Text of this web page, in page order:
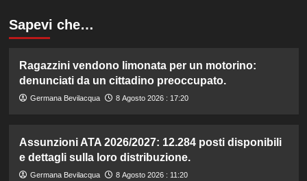
Sapevi che…
Ragazzini vendono limonata per un motorino:
denunciati da un cittadino preoccupato.
Germana Bevilacqua 8 Agosto 2026 : 17:20
Assunzioni ATA 2026/2027: 12.284 posti disponibili
e dettagli sulla loro distribuzione.
Germana Bevilacqua 8 Agosto 2026 : 11:20